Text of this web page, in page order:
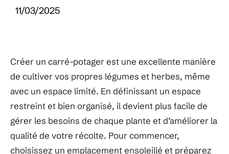
11/03/2025
Créer un carré-potager est une excellente manière
de cultiver vos propres légumes et herbes, même
avec un espace limité. En définissant un espace
restreint et bien organisé, il devient plus facile de
gérer les besoins de chaque plante et d’améliorer la
qualité de votre récolte. Pour commencer,
choisissez un emplacement ensoleillé et préparez